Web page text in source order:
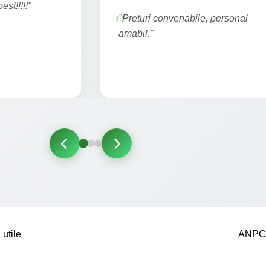
"Preturi convenabile, personal
amabil."
utile ANPC